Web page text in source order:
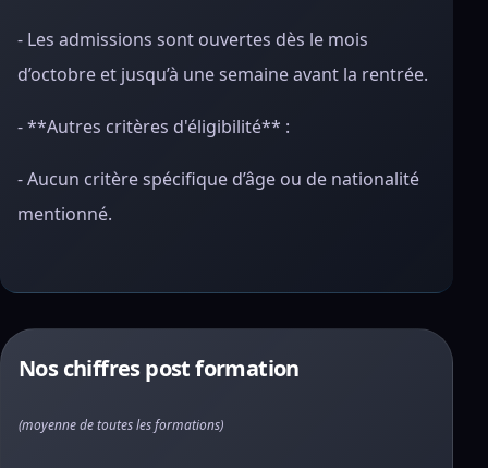
- Les admissions sont ouvertes dès le mois
d’octobre et jusqu’à une semaine avant la rentrée.
- **Autres critères d'éligibilité** :
- Aucun critère spécifique d’âge ou de nationalité
mentionné.
Nos chiffres post formation
(moyenne de toutes les formations)